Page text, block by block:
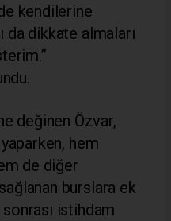
kendilerine
da dikkate almaları
değinen Özvar,
hem
de diğer
burslara ek
istihdam